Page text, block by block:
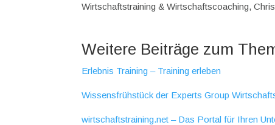
Wirtschaftstraining & Wirtschaftscoaching,
Weitere Beiträge zum
Erlebnis Training – Training erleben
Wissensfrühstück der Experts Group
wirtschaftstraining.net – Das Portal für Ihren